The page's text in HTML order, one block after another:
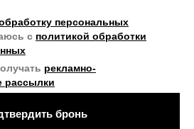
персональных
с политикой обработки
рекламно-
рассылки
бронь